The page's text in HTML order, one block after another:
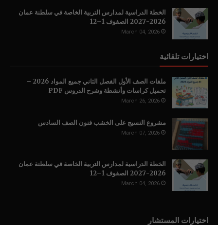
الخطة الدراسية لمدارس التربية الخاصة في سلطنة عمان
2026-2027 الصفوف 1–12
March 04, 2026
اختيارات تلقائية
ملفات الصف الأول الفصل الثاني جميع المواد 2026 –
تحميل كراسات وأنشطة وشرح الدروس PDF
March 26, 2026
مشروع النسيج على الخشب فنون الصف السادس
March 07, 2026
الخطة الدراسية لمدارس التربية الخاصة في سلطنة عمان
2026-2027 الصفوف 1–12
March 04, 2026
اختيارات المستشار